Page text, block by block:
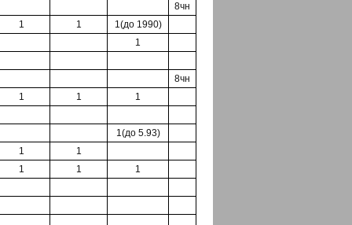
8чн
1
1
1(до 1990)
1
8чн
1
1 1
1(до 5.93)
1
1
1
1 1